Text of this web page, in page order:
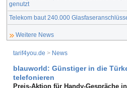
genutzt
Telekom baut 240.000
Weitere News
tarif4you.de > News
blauworld: Günstiger in die
telefonieren
Preis-Aktion für Handy-Gespräche